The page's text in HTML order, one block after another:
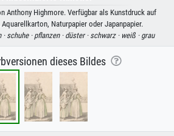
Anthony Highmore. Verfügbar als Kunstdruck auf
Naturpapier oder Japanpapier.
· schuhe · pflanzen · düster · schwarz · weiß · grau
dieses Bildes